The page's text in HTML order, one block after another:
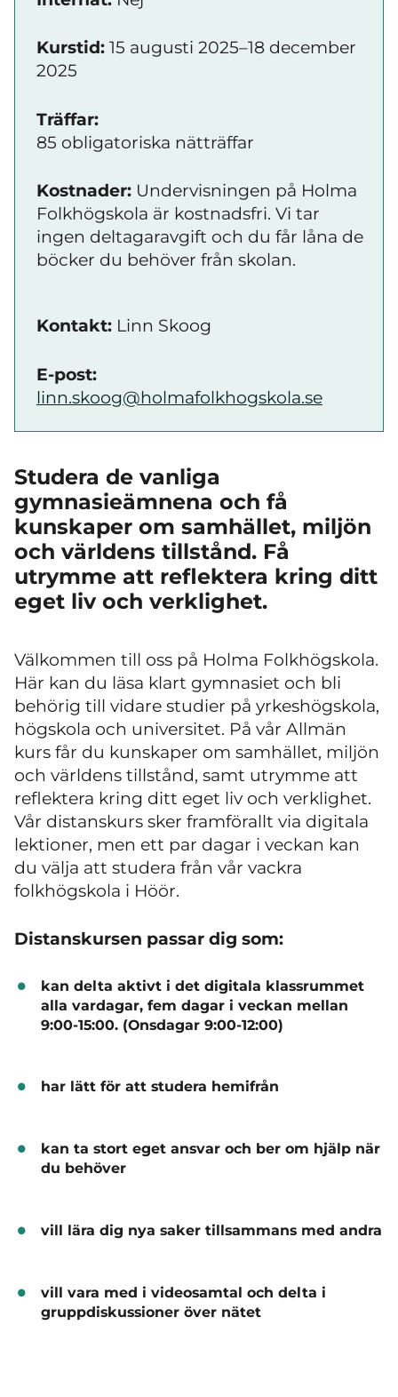
Kurstid: 15 augusti 2025–18 december
2025
Träffar:
85 obligatoriska nätträffar
Kostnader: Undervisningen på Holma
Folkhögskola är kostnadsfri. Vi tar
ingen deltagaravgift och du får låna de
böcker du behöver från skolan.
Kontakt: Linn Skoog
E-post:
linn.skoog@holmafolkhogskola.se
Studera de vanliga
gymnasieämnena och få
kunskaper om samhället, miljön
och världens tillstånd. Få
utrymme att reflektera kring ditt
eget liv och verklighet.
Välkommen till oss på Holma Folkhögskola.
Här kan du läsa klart gymnasiet och bli
behörig till vidare studier på yrkeshögskola,
högskola och universitet. På vår Allmän
kurs får du kunskaper om samhället, miljön
och världens tillstånd, samt utrymme att
reflektera kring ditt eget liv och verklighet.
Vår distanskurs sker framförallt via digitala
lektioner, men ett par dagar i veckan kan
du välja att studera från vår vackra
folkhögskola i Höör.
Distanskursen passar dig som:
kan delta aktivt i det digitala klassrummet
alla vardagar, fem dagar i veckan mellan
9:00-15:00. (Onsdagar 9:00-12:00)
har lätt för att studera hemifrån
kan ta stort eget ansvar och ber om hjälp när
du behöver
vill lära dig nya saker tillsammans med andra
vill vara med i videosamtal och delta i
gruppdiskussioner över nätet